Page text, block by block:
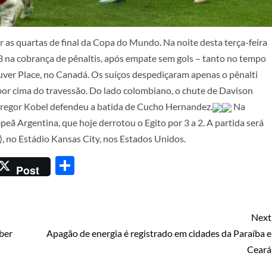
as quartas de final da Copa do Mundo. Na noite desta terça-feira
cobrança de pênaltis, após empate sem gols – tanto no tempo
Place, no Canadá. Os suíços despediçaram apenas o pênalti
cima do travessão. Do lado colombiano, o chute de Davison
Kobel defendeu a batida de Cucho Hernandez.
Na
Argentina, que hoje derrotou o Egito por 3 a 2. A partida será
Estádio Kansas City, nos Estados Unidos.
Post
Next
Apagão de energia é registrado em cidades da Paraíba e
Ceará